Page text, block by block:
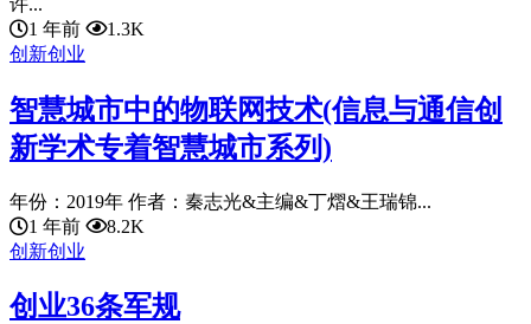
1 年前
1.3K
创新创业
智慧城市中的物联网技术(信息与通信创
新学术专着智慧城市系列)
年份：2019年 作者：秦志光&主编&丁熠&王瑞锦...
1 年前
8.2K
创新创业
创业36条军规